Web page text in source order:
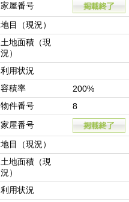
家屋番号
地目（現況）
土地面積（現
況）
利用状況
容積率
200%
物件番号
8
家屋番号
地目（現況）
土地面積（現
況）
利用状況